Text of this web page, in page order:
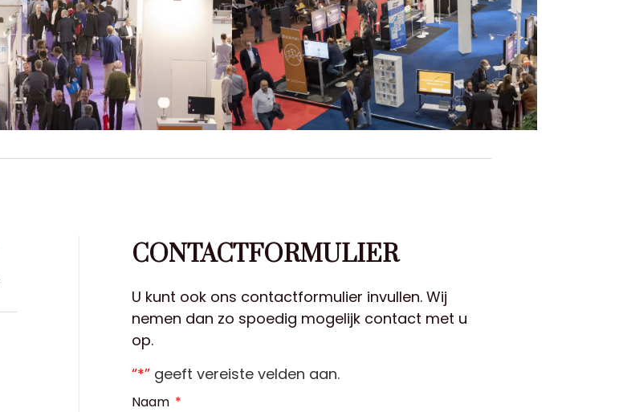
CONTACTFORMULIER
U kunt ook ons contactformulier invullen. Wij
nemen dan zo spoedig mogelijk contact met u
op.
“*” geeft vereiste velden aan.
Naam